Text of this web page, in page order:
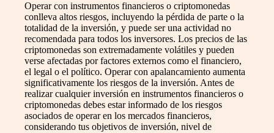
Operar con instrumentos financieros o criptomonedas
conlleva altos riesgos, incluyendo la pérdida de parte o la
totalidad de la inversión, y puede ser una actividad no
recomendada para todos los inversores. Los precios de las
criptomonedas son extremadamente volátiles y pueden
verse afectadas por factores externos como el financiero,
el legal o el político. Operar con apalancamiento aumenta
significativamente los riesgos de la inversión. Antes de
realizar cualquier inversión en instrumentos financieros o
criptomonedas debes estar informado de los riesgos
asociados de operar en los mercados financieros,
considerando tus objetivos de inversión, nivel de